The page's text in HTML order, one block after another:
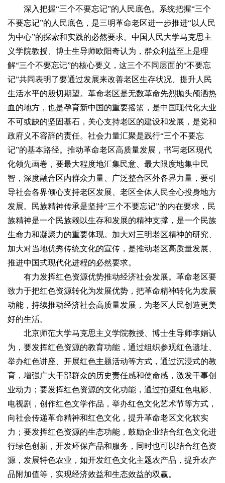
深入把握“三个不要忘记”的人民底色。系统把握“三个
不要忘记”的人民底色，是三明革命老区进一步推进“以人民
为中心”的探索和实践的必然要求。中国人民大学马克思主
义学院教授、博士生导师欧阳奇认为，群众利益至上是理
解“三个不要忘记”的核心要义，这三个不同层面的“不要忘
记”共同表明了要通过发展来改善老区生存状况、提升人民
生活水平的殷切期望。革命老区是无数革命先烈抛头颅洒热
血的地方，也是孕育新中国的重要摇篮，是中国现代化大业
不可或缺的坚固基石，关心支持老区的建设和发展，是党和
政府义不容辞的责任。社会力量汇聚是践行“三个不要忘
记”的基本路径。推动革命老区高质量发展，书写老区现代
化领先画卷，要最大程度地汇集民意、最大限度地集中民
智，深度融合区内群众力量、广泛整合区外各界力量，要引
导社会各界倾心支持老区发展、老区全体人民全心投身地方
发展。民族精神传承是坚持“三个不要忘记”的内在要求，民
族精神是一个民族赖以生存和发展的精神支撑，是一个民族
生命力和凝聚力的重要体现。加大对三明老区精神的研究、
加大对当地优秀传统文化的宣传，是推动老区高质量发展、
推进中国式现代化进程的必然要求。
有力发挥红色资源优势推动经济社会发展。革命老区要
致力于把红色资源转化为发展优势，把革命精神转化为发展
动能，持续推动经济社会高质量发展，为老区人民创造更美
好的生活。
北京师范大学马克思主义学院教授、博士生导师李娟认
为，要发挥红色资源的教育功能，通过组织参观红色遗址、
举办红色讲座、开展红色主题活动等方式，通过沉浸式的教
育，增强广大干部群众的历史责任感和使命感，激发干事创
业动力；要发挥红色资源的文化功能，通过拍摄红色电影、
电视剧，创作红色文学作品，举办红色文化艺术节等方式，
向社会传递革命精神和红色文化，提升革命老区文化软实
力；要发挥红色资源的生态功能，鼓励企业结合红色文化进
行绿色创新，开发环保产品和服务，同时也可以结合红色资
源，发展特色农业，如开发红色文化主题农产品，提升农产
品附加值等，实现经济效益和生态效益的双赢。